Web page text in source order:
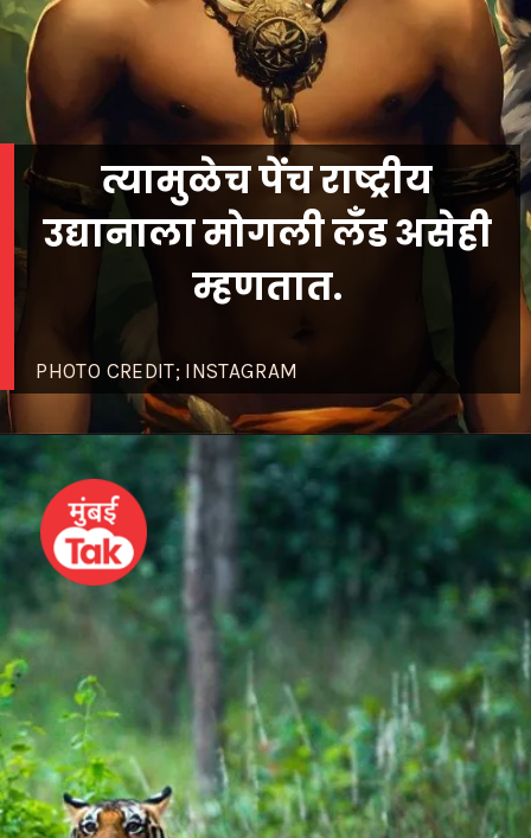
PHOTO CREDIT; INSTAGRAM
त्यामुळेच पेंच राष्ट्रीय
उद्यानाला मोगली लँड असेही
म्हणतात.